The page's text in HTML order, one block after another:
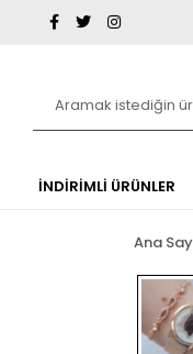
İNDİRİMLİ ÜRÜNLER
Ana